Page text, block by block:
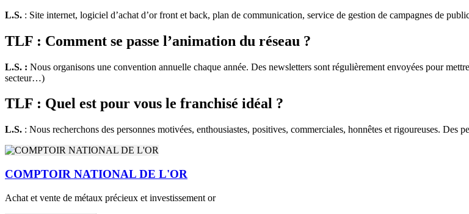
L.S. : Site internet, logiciel d’achat d’or front et back, plan de communication, service de gestion de campagnes de
TLF : Comment se passe l’animation du réseau ?
L.S. : Nous organisons une convention annuelle chaque année. Des newsletters sont régulièrement envoyées pour
secteur…)
TLF : Quel est pour vous le franchisé idéal ?
L.S. : Nous recherchons des personnes motivées, enthousiastes, positives, commerciales, honnêtes et rigoureuses. Des
COMPTOIR NATIONAL DE L'OR
Achat et vente de métaux précieux et investissement or